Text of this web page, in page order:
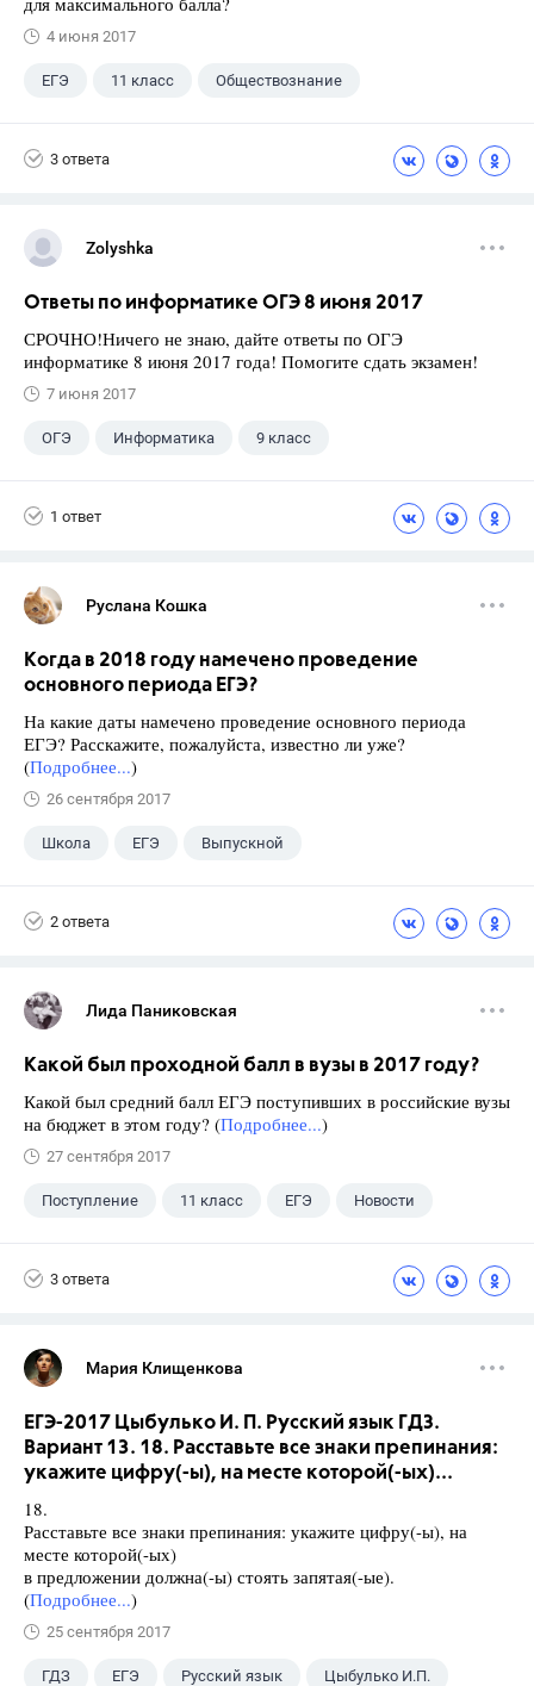
4 июня 2017
ЕГЭ 11 класс Обществознание
3 ответа
Zolyshka
Ответы по информатике ОГЭ 8 июня 2017
СРОЧНО!Ничего не знаю, дайте ответы по ОГЭ
информатике 8 июня 2017 года! Помогите сдать экзамен!
7 июня 2017
ОГЭ Информатика 9 класс
1 ответ
Руслана Кошка
Когда в 2018 году намечено проведение
основного периода ЕГЭ?
На какие даты намечено проведение основного периода
ЕГЭ? Расскажите, пожалуйста, известно ли уже?
(Подробнее...)
26 сентября 2017
Школа ЕГЭ Выпускной
2 ответа
Лида Паниковская
Какой был проходной балл в вузы в 2017 году?
Какой был средний балл ЕГЭ поступивших в российские вузы
на бюджет в этом году? (Подробнее...)
27 сентября 2017
Поступление 11 класс ЕГЭ Новости
3 ответа
Мария Клищенкова
ЕГЭ-2017 Цыбулько И. П. Русский язык ГДЗ.
Вариант 13. 18. Расставьте все знаки препинания:
укажите цифру(-ы), на месте которой(-ых)...
18.
Расставьте все знаки препинания: укажите цифру(-ы), на
месте которой(-ых)
в предложении должна(-ы) стоять запятая(-ые).
(Подробнее...)
25 сентября 2017
ГДЗ ЕГЭ Русский язык Цыбулько И.П.